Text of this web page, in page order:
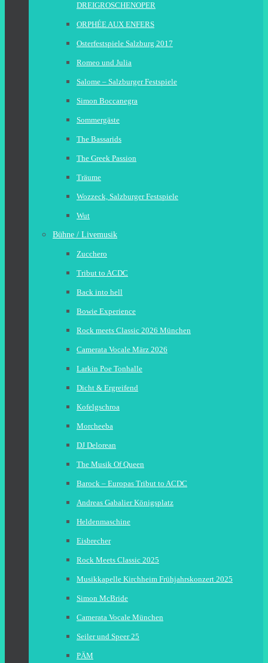
DREIGROSCHENOPER
ORPHÉE AUX ENFERS
Osterfestspiele Salzburg 2017
Romeo und Julia
Salome – Salzburger Festspiele
Simon Boccanegra
Sommergäste
The Bassarids
The Greek Passion
Träume
Wozzeck, Salzburger Festspiele
Wut
Bühne / Livemusik
Zucchero
Tribut to ACDC
Back into hell
Bowie Experience
Rock meets Classic 2026 München
Camerata Vocale März 2026
Larkin Poe Tonhalle
Dicht & Ergreifend
Kofelgschroa
Morcheeba
DJ Delorean
The Musik Of Queen
Barock – Europas Tribut to ACDC
Andreas Gabalier Königsplatz
Heldenmaschine
Eisbrecher
Rock Meets Classic 2025
Musikkapelle Kirchheim Frühjahrskonzert 2025
Simon McBride
Camerata Vocale München
Seiler und Speer 25
PÄM